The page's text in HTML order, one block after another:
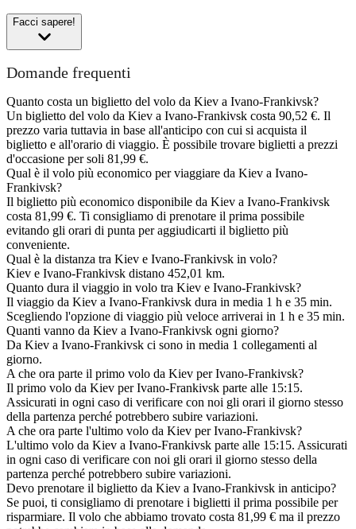
Facci sapere!
Domande frequenti
Quanto costa un biglietto del volo da Kiev a Ivano-Frankivsk?
Un biglietto del volo da Kiev a Ivano-Frankivsk costa 90,52 €. Il
prezzo varia tuttavia in base all'anticipo con cui si acquista il
biglietto e all'orario di viaggio. È possibile trovare biglietti a prezzi
d'occasione per soli 81,99 €.
Qual è il volo più economico per viaggiare da Kiev a Ivano-
Frankivsk?
Il biglietto più economico disponibile da Kiev a Ivano-Frankivsk
costa 81,99 €. Ti consigliamo di prenotare il prima possibile
evitando gli orari di punta per aggiudicarti il biglietto più
conveniente.
Qual è la distanza tra Kiev e Ivano-Frankivsk in volo?
Kiev e Ivano-Frankivsk distano 452,01 km.
Quanto dura il viaggio in volo tra Kiev e Ivano-Frankivsk?
Il viaggio da Kiev a Ivano-Frankivsk dura in media 1 h e 35 min.
Scegliendo l'opzione di viaggio più veloce arriverai in 1 h e 35 min.
Quanti vanno da Kiev a Ivano-Frankivsk ogni giorno?
Da Kiev a Ivano-Frankivsk ci sono in media 1 collegamenti al
giorno.
A che ora parte il primo volo da Kiev per Ivano-Frankivsk?
Il primo volo da Kiev per Ivano-Frankivsk parte alle 15:15.
Assicurati in ogni caso di verificare con noi gli orari il giorno stesso
della partenza perché potrebbero subire variazioni.
A che ora parte l'ultimo volo da Kiev per Ivano-Frankivsk?
L'ultimo volo da Kiev a Ivano-Frankivsk parte alle 15:15. Assicurati
in ogni caso di verificare con noi gli orari il giorno stesso della
partenza perché potrebbero subire variazioni.
Devo prenotare il biglietto da Kiev a Ivano-Frankivsk in anticipo?
Se puoi, ti consigliamo di prenotare i biglietti il prima possibile per
risparmiare. Il volo che abbiamo trovato costa 81,99 € ma il prezzo